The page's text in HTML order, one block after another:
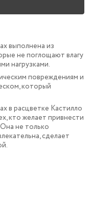
выполнена из
не поглощают влагу
нагрузками.
повреждениям и
который
в расцветке Кастилло
кто желает привнести
не только
сделает